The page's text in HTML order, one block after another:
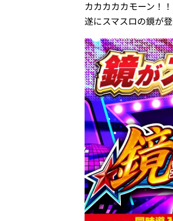
カカカカカモーン！！
遂にスマスロの鏡が登